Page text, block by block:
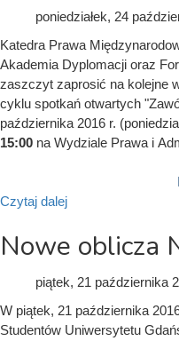
poniedziałek, 24
Katedra Prawa
Akademia Dyplomacji oraz
zaszczyt zaprosić na kolejne
cyklu spotkań otwartych
października 2016 r.
15:00 na Wydziale Prawa i
Czytaj dalej
Nowe oblicza
piątek, 21 października
W piątek, 21 października
Studentów Uniwersytetu